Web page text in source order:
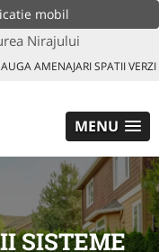
mobil
Nirajului
AMENAJARI SPATII VERZI
MENU
SISTEME